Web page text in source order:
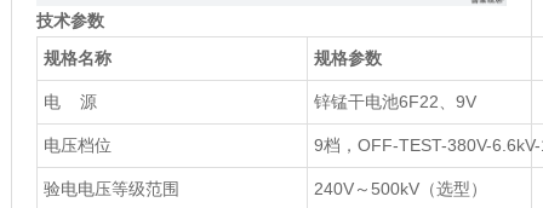
技术参数
规格名称
规格参数
电 源 锌锰干电池6F22、9V
电压档位 9档，OFF-TEST-380V-
验电电压等级范围 240V～500kV（选型）